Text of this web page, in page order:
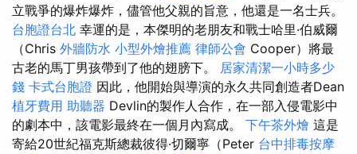
立戰爭的爆炸爆炸，儘管他父親的旨意，他還是一名士兵。
台胞證台北 幸運的是，本傑明的老朋友和戰士哈里·伯威爾
（Chris 外牆防水 小型外燴推薦 律師公會 Cooper）將最
古老的馬丁男孩帶到了他的翅膀下。 居家清潔一小時多少
錢 卡式台胞證 因此，他開始與導演的永久共同創造者Dean
植牙費用 助聽器 Devlin的製作人合作，在一部入侵電影中
的劇本中，該電影最終在一個月內寫成。 下午茶外燴 這是
寄給20世紀福克斯總裁彼得·切爾寧（Peter 台中排毒按摩